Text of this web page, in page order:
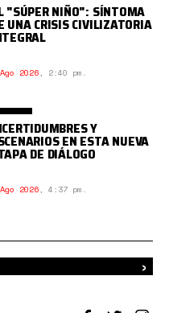
"SÚPER NIÑO": SÍNTOMA
UNA CRISIS CIVILIZATORIA
2026, 2:40 pm.
Y
EN ESTA NUEVA
DE DIÁLOGO
2026, 4:37 pm.
›